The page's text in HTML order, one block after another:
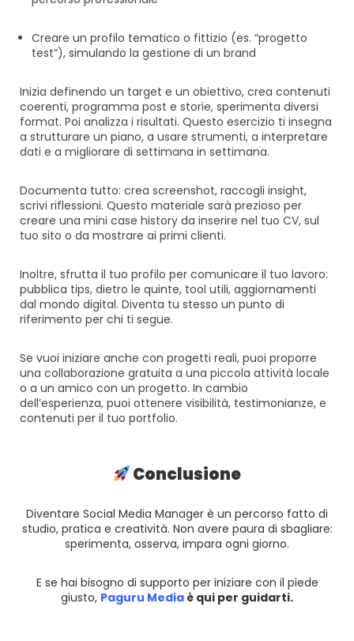
Creare un profilo tematico o fittizio (es. “progetto
test”), simulando la gestione di un brand
Inizia definendo un target e un obiettivo, crea contenuti
coerenti, programma post e storie, sperimenta diversi
format. Poi analizza i risultati. Questo esercizio ti insegna
a strutturare un piano, a usare strumenti, a interpretare
dati e a migliorare di settimana in settimana.
Documenta tutto: crea screenshot, raccogli insight,
scrivi riflessioni. Questo materiale sarà prezioso per
creare una mini case history da inserire nel tuo CV, sul
tuo sito o da mostrare ai primi clienti.
Inoltre, sfrutta il tuo profilo per comunicare il tuo lavoro:
pubblica tips, dietro le quinte, tool utili, aggiornamenti
dal mondo digital. Diventa tu stesso un punto di
riferimento per chi ti segue.
Se vuoi iniziare anche con progetti reali, puoi proporre
una collaborazione gratuita a una piccola attività locale
o a un amico con un progetto. In cambio
dell’esperienza, puoi ottenere visibilità, testimonianze, e
contenuti per il tuo portfolio.
Conclusione
Diventare Social Media Manager è un percorso fatto di
studio, pratica e creatività. Non avere paura di sbagliare:
sperimenta, osserva, impara ogni giorno.
E se hai bisogno di supporto per iniziare con il piede
giusto, Paguru Media è qui per guidarti.